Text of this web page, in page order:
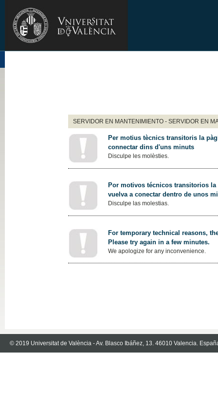
SERVIDOR EN MANTENIMIENTO - SERVIDOR EN
Per motius tècnics transitoris la
connectar dins d'uns minuts
Disculpe les molèsties.
Por motivos técnicos transitorios
vuelva a conectar dentro de unos
Disculpe las molestias.
For temporary technical reasons,
Please try again in a few minutes.
We apologize for any inconvenience.
© 2019 Universitat de València - Av. Blasco Ibáñez, 13. 46010 Valencia.